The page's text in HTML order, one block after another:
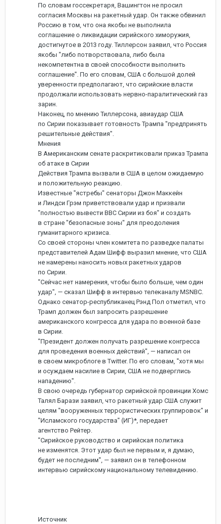
По словам госсекретаря, Вашингтон не просил
согласия Москвы на ракетный удар. Он также обвинил
Россию в том, что она якобы не выполнила
соглашение о ликвидации сирийского химоружия,
достигнутое в 2013 году. Тиллерсон заявил, что Россия
якобы "либо потворствовала, либо была
некомпетентна в своей способности выполнить
соглашение". По его словам, США с большой долей
уверенности предполагают, что сирийские власти
продолжали использовать нервно-паралитический газ
зарин.
Наконец, по мнению Тиллерсона, авиаудар США
по Сирии показывает готовность Трампа "предпринять
решительные действия".
Мнения
В Американским сенате раскритиковали приказ Трампа
об атаке в Сирии
Действия Трампа вызвали в США в целом ожидаемую
и положительную реакцию.
Известные "ястребы" сенаторы Джон Маккейн
и Линдси Грэм приветствовали удар и призвали
"полностью вывести ВВС Сирии из боя" и создать
в стране "безопасные зоны" для преодоления
гуманитарного кризиса.
Со своей стороны член комитета по разведке палаты
представителей Адам Шифф выразил мнение, что США
не намерены наносить новых ракетных ударов
по Сирии.
"Сейчас нет намерения, чтобы было больше, чем один
удар", — сказал Шифф в интервью телеканалу MSNBC.
Однако сенатор-республиканец Рэнд Пол отметил, что
Трамп должен был запросить разрешение
американского конгресса для удара по военной базе
в Сирии.
"Президент должен получать разрешение конгресса
для проведения военных действий", — написал он
в своем микроблоге в Twitter. По его словам, "хотя мы
и осуждаем насилие в Сирии, США не подверглись
нападению".
В свою очередь губернатор сирийской провинции Хомс
Талял Барази заявил, что ракетный удар США служит
целям "вооруженных террористических группировок" и
"Исламского государства" (ИГ)*, передает
агентство Рейтер.
"Сирийское руководство и сирийская политика
не изменятся. Этот удар был не первым и, я думаю,
будет не последним", — заявил он в телефонном
интервью сирийскому национальному телевидению.
Источник